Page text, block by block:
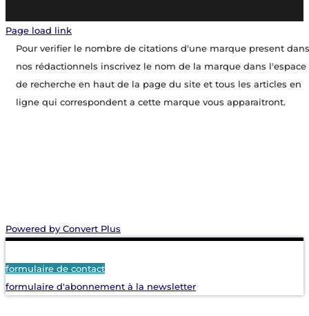
Page load link
Pour verifier le nombre de citations d'une marque present dans
nos rédactionnels inscrivez le nom de la marque dans l'espace
de recherche en haut de la page du site et tous les articles en
ligne qui correspondent a cette marque vous apparaitront.
Powered by Convert Plus
formulaire de contact
formulaire d'abonnement à la newsletter